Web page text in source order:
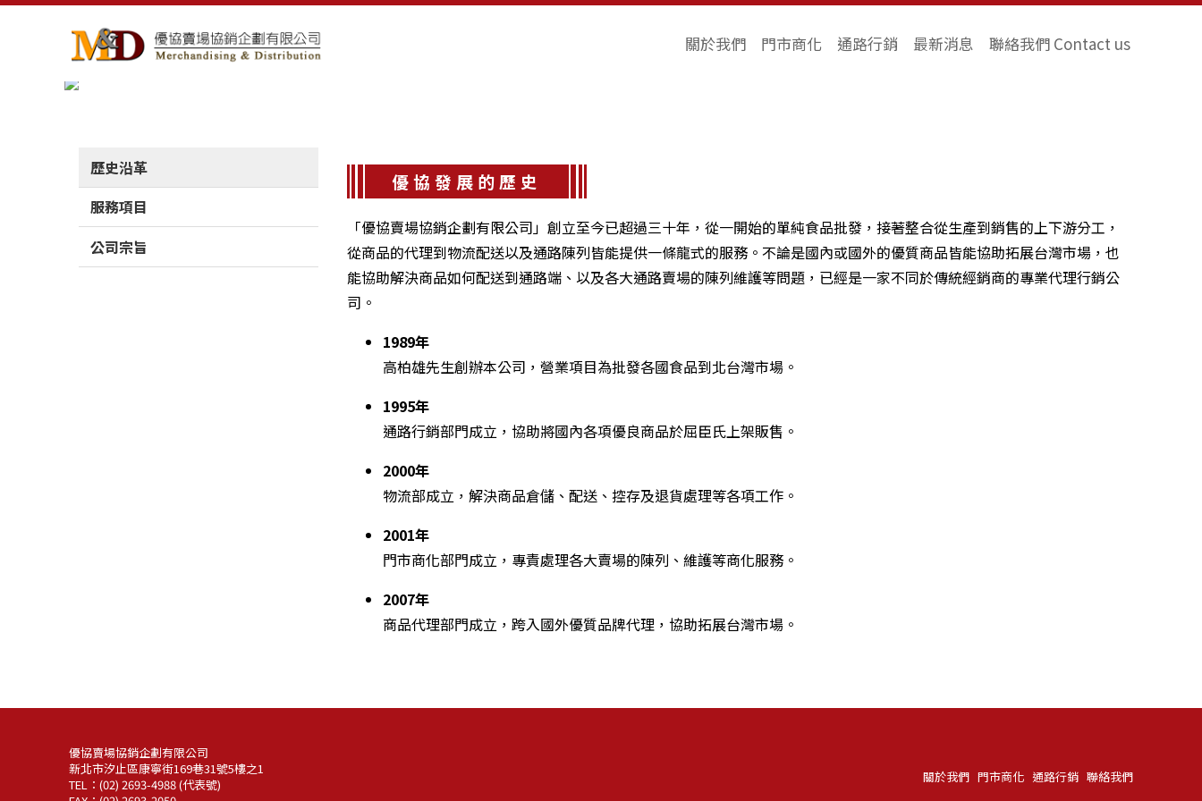
關於我們 門市商化 通路行銷 最新消息 聯絡我們 Contact us
歷史沿革
服務項目
公司宗旨
優協發展的歷史
「優協賣場協銷企劃有限公司」創立至今已超過三十年，從一開始的單純食品批發，接著整合從生產到銷售的上下游分工，
從商品的代理到物流配送以及通路陳列皆能提供一條龍式的服務。不論是國內或國外的優質商品皆能協助拓展台灣市場，也
能協助解決商品如何配送到通路端、以及各大通路賣場的陳列維護等問題，已經是一家不同於傳統經銷商的專業代理行銷公
司。
1989年
高柏雄先生創辦本公司，營業項目為批發各國食品到北台灣市場。
1995年
通路行銷部門成立，協助將國內各項優良商品於屈臣氏上架販售。
2000年
物流部成立，解決商品倉儲、配送、控存及退貨處理等各項工作。
2001年
門市商化部門成立，專責處理各大賣場的陳列、維護等商化服務。
2007年
商品代理部門成立，跨入國外優質品牌代理，協助拓展台灣市場。
優協賣場協銷企劃有限公司
新北市汐止區康寧街169巷31號5樓之1
TEL：(02) 2693-4988 (代表號)
關於我們 門市商化 通路行銷 聯絡我們